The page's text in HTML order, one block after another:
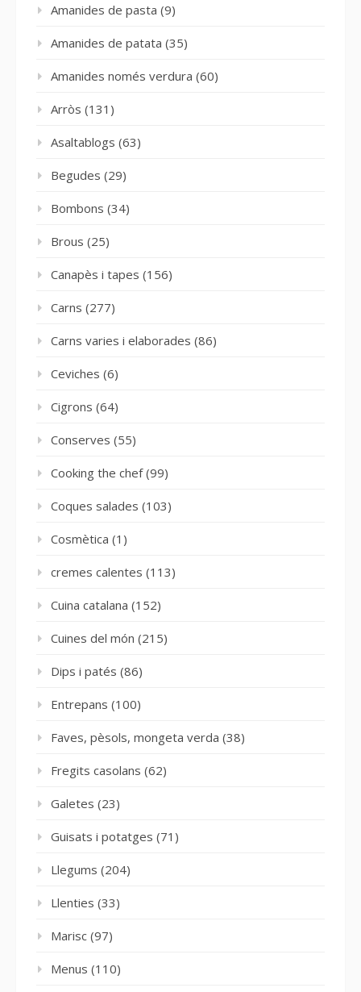
Amanides de pasta (9)
Amanides de patata (35)
Amanides només verdura (60)
Arròs (131)
Asaltablogs (63)
Begudes (29)
Bombons (34)
Brous (25)
Canapès i tapes (156)
Carns (277)
Carns varies i elaborades (86)
Ceviches (6)
Cigrons (64)
Conserves (55)
Cooking the chef(99)
Coques salades (103)
Cosmètica (1)
cremes calentes (113)
Cuina catalana (152)
Cuines del món (215)
Dips i patés (86)
Entrepans (100)
Faves, pèsols, mongeta verda (38)
Fregits casolans (62)
Galetes (23)
Guisats i potatges (71)
Llegums (204)
Llenties (33)
Marisc (97)
Menus (110)